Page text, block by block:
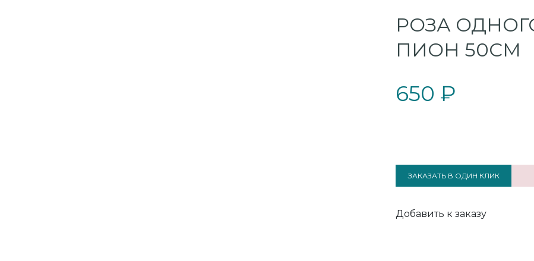
РОЗА
ПИОН 50СМ
650 ₽
ЗАКАЗАТЬ В ОДИН КЛИК
Добавить к заказу